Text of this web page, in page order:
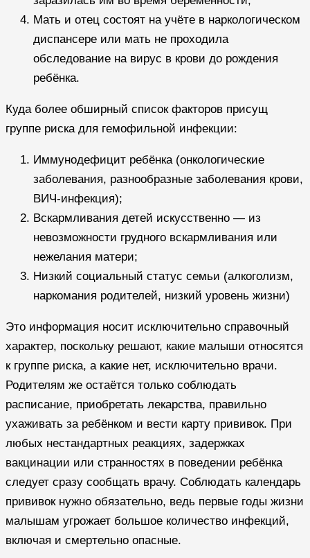
Мать и отец состоят на учёте в наркологическом
диспансере или мать не проходила
обследование на вирус в крови до рождения
ребёнка.
Куда более обширный список факторов присущ
группе риска для гемофильной инфекции:
Иммунодефицит ребёнка (онкологические
заболевания, разнообразные заболевания крови,
ВИЧ-инфекция);
Вскармливания детей искусственно — из
невозможности грудного вскармливания или
нежелания матери;
Низкий социальный статус семьи (алкоголизм,
наркомания родителей, низкий уровень жизни)
Это информация носит исключительно справочный
характер, поскольку решают, какие малыши относятся
к группе риска, а какие нет, исключительно врачи.
Родителям же остаётся только соблюдать
расписание, приобретать лекарства, правильно
ухаживать за ребёнком и вести карту прививок. При
любых нестандартных реакциях, задержках
вакцинации или странностях в поведении ребёнка
следует сразу сообщать врачу. Соблюдать календарь
прививок нужно обязательно, ведь первые годы жизни
малышам угрожает большое количество инфекций,
включая и смертельно опасные.